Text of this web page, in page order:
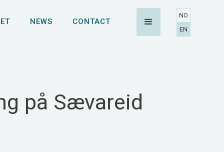
NEWS CONTACT
NO
EN
på Sævareid